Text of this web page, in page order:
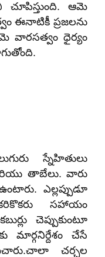
ఆమె
ఈనాటికీ ప్రజలను
వారసత్వం ధైర్యం
కొనసాగుతోంది.
స్నేహితులు
తాబేలు. వారు
ఎల్లప్పుడూ
సహాయం
చెప్పుకుంటూ
మార్గనిర్దేశం చేసే
చర్చల